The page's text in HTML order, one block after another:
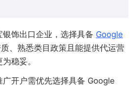
银饰出口企业，选择具备 Google
、熟悉类目政策且能提供代运营
稳妥。
开户需优先选择具备 Google